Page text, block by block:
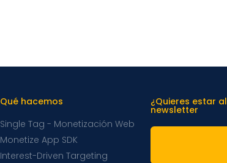
Qué hacemos
Single Tag - Monetización Web
Monetize App SDK
Interest-Driven Targeting
¿Quieres estar
newsletter